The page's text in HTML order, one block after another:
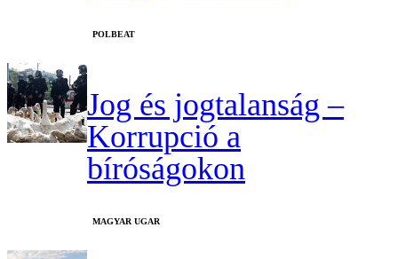
‎POLBEAT
Jog és jogtalanság –
Korrupció a
bíróságokon
MAGYAR UGAR